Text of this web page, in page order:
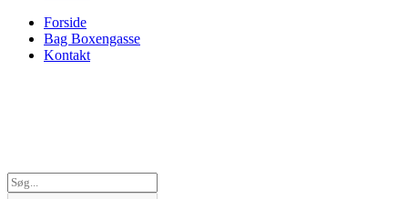
Forside
Bag Boxengasse
Kontakt